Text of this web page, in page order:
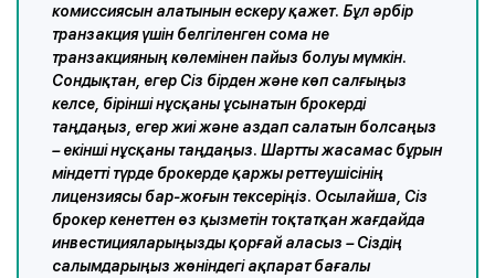
комиссиясын алатынын ескеру қажет. Бұл әрбір
транзакция үшін белгіленген сома не
транзакцияның көлемінен пайыз болуы мүмкін.
Сондықтан, егер Сіз бірден және көп салғыңыз
келсе, бірінші нұсқаны ұсынатын брокерді
таңдаңыз, егер жиі және аздап салатын болсаңыз
– екінші нұсқаны таңдаңыз. Шартты жасамас бұрын
міндетті түрде брокерде қаржы реттеушісінің
лицензиясы бар-жоғын тексеріңіз. Осылайша, Сіз
брокер кенеттен өз қызметін тоқтатқан жағдайда
инвестицияларыңызды қорғай аласыз – Сіздің
салымдарыңыз жөніндегі ақпарат бағалы